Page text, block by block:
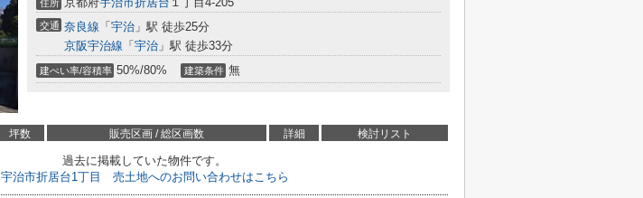
住所
交通 奈良線 「 宇治 」駅 徒歩25分
京阪宇治線 「 宇治 」駅 徒歩33分
建ぺい率/容積率 50%/80% 建築条件 無
坪数 販売区画 / 総区画数 詳細 検討リスト
過去に掲載していた物件です。
宇治市折居台1丁目 売土地へのお問い合わせはこちら